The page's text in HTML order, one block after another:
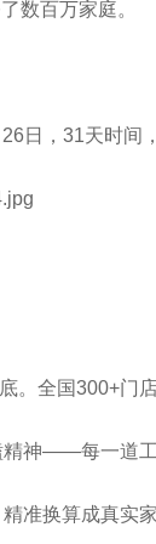
数百万家庭。
日，31天时间
。全国300+门
精神——每一道
准换算成真实